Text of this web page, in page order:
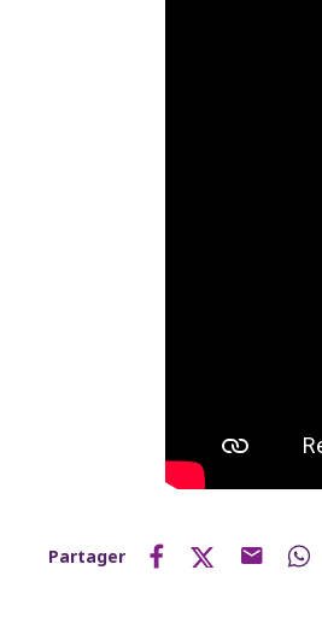
Partager